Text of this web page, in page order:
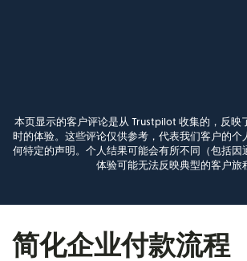
本页显示的客户评论是从 Trustpilot 收集的，反映
时的体验。这些评论仅供参考，代表我们客户的个
何特定的声明。个人结果可能会有所不同（包括因
体验可能无法反映典型的客户旅
简化企业付款流程